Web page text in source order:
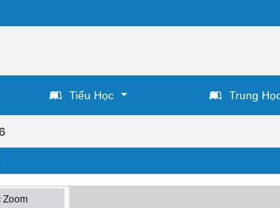
Tiểu Học Trung